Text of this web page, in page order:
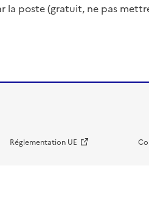
la poste (gratuit, ne pas
Réglementation UE